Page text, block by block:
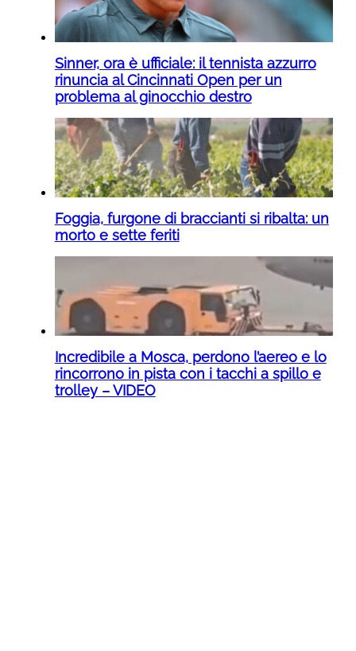
Sinner, ora è ufficiale: il tennista azzurro
rinuncia al Cincinnati Open per un
problema al ginocchio destro
Foggia, furgone di braccianti si ribalta: un
morto e sette feriti
Incredibile a Mosca, perdono l’aereo e lo
rincorrono in pista con i tacchi a spillo e
trolley – VIDEO